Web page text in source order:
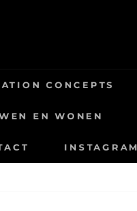
CONCEPTS
EN WONEN
INSTAGRAM